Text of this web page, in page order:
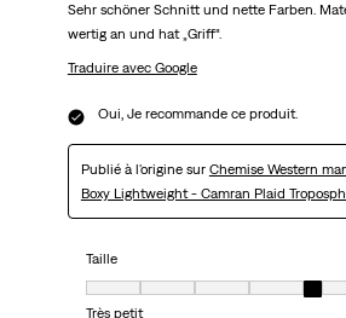
Sehr schöner Schnitt und nette Farben.
wertig an und hat „Griff“.
Traduire avec Google
Oui, Je recommande ce produit.
Publié à l'origine sur Chemise Western
Boxy Lightweight - Camran Plaid
Taille
Taille, 5 sur 7, où 1 est égal à Très petit et 7
Très petit